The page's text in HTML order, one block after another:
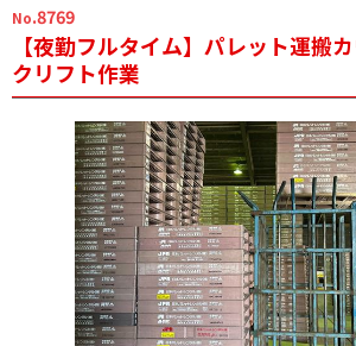
No.8769
【夜勤フルタイム】パレット運搬
クリフト作業